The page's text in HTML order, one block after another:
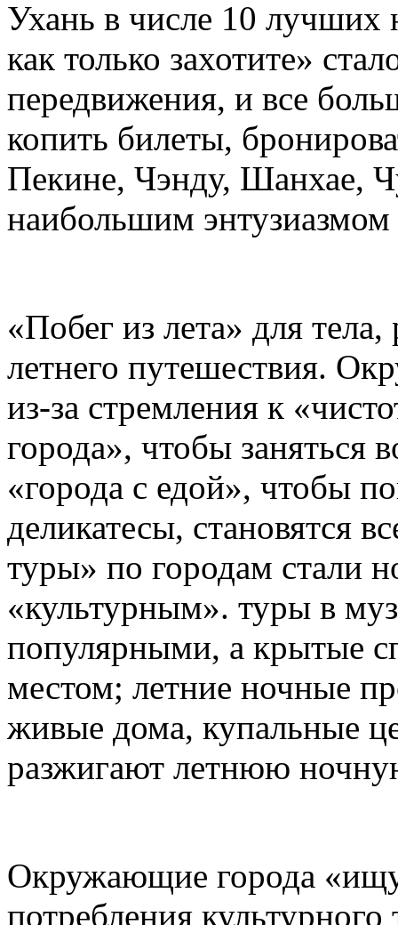
Ухань в числе 10 лучших
как только захотите»
передвижения, и все
копить билеты,
Пекине, Чэнду, Шанхае,
наибольшим
«Побег из лета» для
летнего путешествия.
из-за стремления к
города», чтобы заняться
«города с едой», чтобы
деликатесы, становятся
туры» по городам стали
«культурным». туры в
популярными, а крытые
местом; летние ночные
живые дома, купальные
разжигают летнюю
Окружающие города
потребления